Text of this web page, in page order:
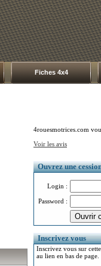
Fiches 4x4
4rouesmotrices.com
Voir les avis
Ouvrez une
Login :
Password :
Inscrivez vous
Inscrivez vous sur
au lien en bas de page.